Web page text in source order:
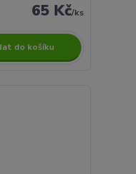
65 Kč/ks
do košíku